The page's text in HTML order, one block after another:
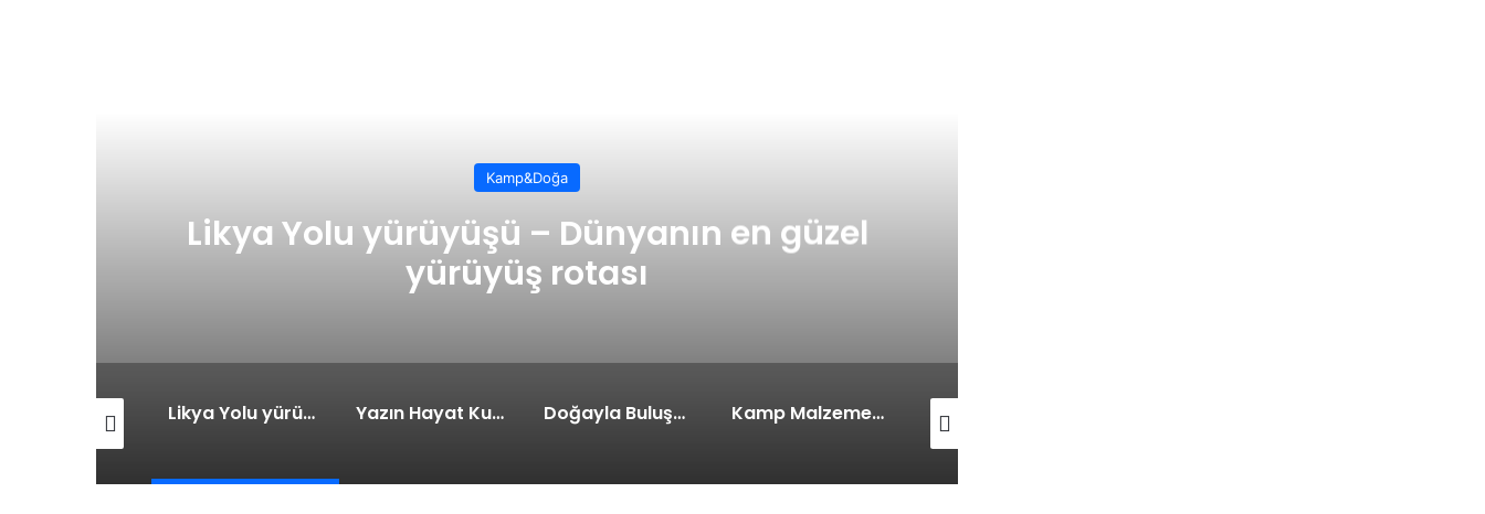
Kamp&Doğa
Likya Yolu yürüyüşü – Dünyanın en güzel
yürüyüş rotası
Likya Yolu yürüyüşü – Dünyanın en güzel yürüyüş rotası Yazın Hayat Kurtaracak 6 Kamp Önerisi Doğayla Buluşmak İçin Gidilebilecek 5 Yer Listesi (Detaylı) Kamp Malzemeleri Nelerdir?